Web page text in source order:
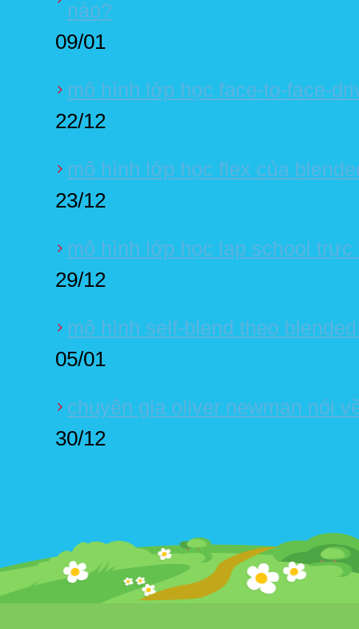
nào?
09/01
mô hình lớp học face-to-face-
22/12
mô hình lớp học flex của
23/12
mô hình lớp học lap school
29/12
mô hình self-blend theo
05/01
chuyên gia oliver newman nói
30/12